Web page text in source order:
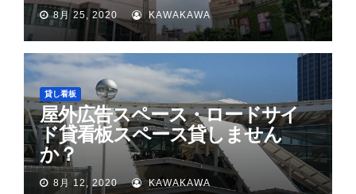
8月 25, 2020 KAWAKAWA
貸し看板
屋外広告スペース・ロードサイ
ド貸看板スペース貸しません
か？
8月 12, 2020 KAWAKAWA